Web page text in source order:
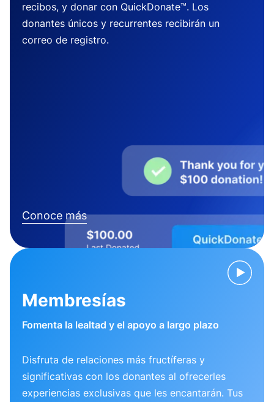
recibos, y donar con QuickDonate™. Los
donantes únicos y recurrentes recibirán un
correo de registro.
Conoce más
Membresías
Fomenta la lealtad y el apoyo a largo plazo
Disfruta de relaciones más fructíferas y
significativas con los donantes al ofrecerles
experiencias exclusivas que les encantarán. Tus